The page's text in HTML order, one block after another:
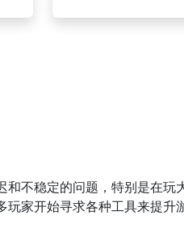
不稳定的问题，特别是在玩
家开始寻求各种工具来提升